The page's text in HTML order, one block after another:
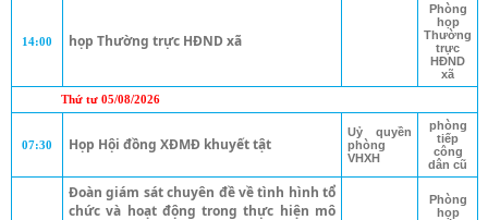
14:00 họp Thường trực HĐND xã
Phòng
họp
Thường
trực
HĐND
xã
Thứ tư 05/08/2026
07:30 Họp Hội đồng XĐMĐ khuyết tật
Uỷ quyền
phòng
VHXH
phòng
tiếp
công
dân cũ
Đoàn giám sát chuyên đề về tình hình tổ
chức và hoạt động trong thực hiện mô
Phòng
họp